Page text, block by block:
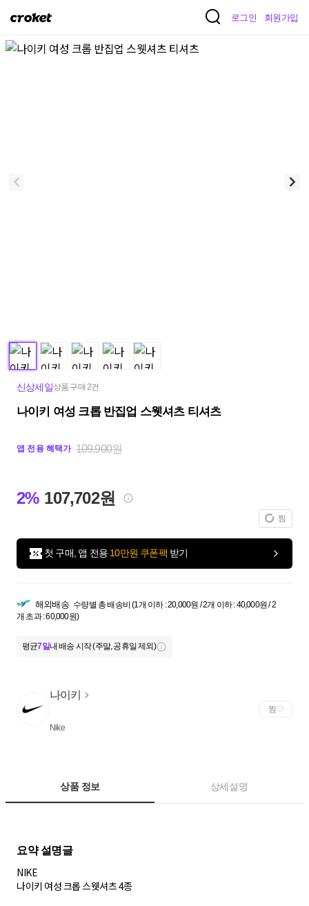
크
켓
로그인 회원가입
신상세일상품 구매 2건
나이키 여성 크롭 반집업 스웻셔츠 티셔츠
앱 전용 혜택가 109,900원
2% 107,702원
찜
첫 구매, 앱 전용 10만원 쿠폰팩 받기
해외배송 수량별 총 배송비 (1개 이하 : 20,000원 / 2개 이하 : 40,000원 / 2
개 초과 : 60,000원)
평균7일내 배송 시작 (주말, 공휴일 제외)
나이키
Nike
찜
상품 정보 상세설명
요약 설명글
NIKE
나이키 여성 크롭 스웻셔츠 4종